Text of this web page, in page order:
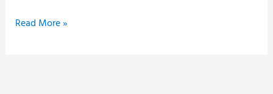
माल
मुंगेली
Read More »